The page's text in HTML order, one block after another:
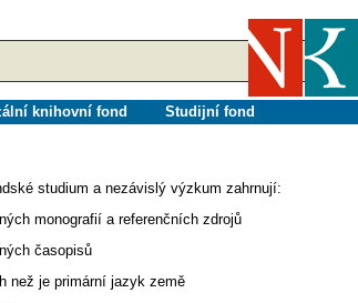
studium a nezávislý výzkum zahrnují:
monografií a referenčních zdrojů
časopisů
než je primární jazyk země
Studijní fond
knihovní fond